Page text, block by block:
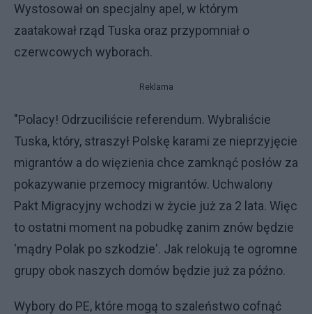
Wystosował on specjalny apel, w którym
zaatakował rząd Tuska oraz przypomniał o
czerwcowych wyborach.
Reklama
"Polacy! Odrzuciliście referendum. Wybraliście
Tuska, który, straszył Polskę karami ze nieprzyjęcie
migrantów a do więzienia chce zamknąć posłów za
pokazywanie przemocy migrantów. Uchwalony
Pakt Migracyjny wchodzi w życie już za 2 lata. Więc
to ostatni moment na pobudkę zanim znów będzie
'mądry Polak po szkodzie'. Jak relokują te ogromne
grupy obok naszych domów będzie już za późno.
Wybory do PE, które mogą to szaleństwo cofnąć